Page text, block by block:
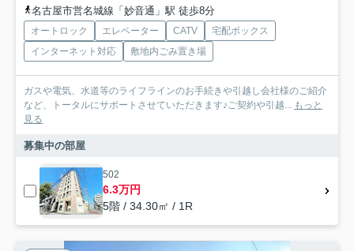
名古屋市営名城線「妙音通」駅 徒歩8分
オートロック エレベーター CATV
宅配ボックス
インターネット対応
敷地内ごみ置き場
ガスや電気、水道等のライフラインのお手続きや引越し会社様のご紹介
など、トータルにサポートさせていただきます♪ご契約や引越... もっと
見る
募集中の部屋
502
6.3万円
5階 / 34.30㎡ / 1R